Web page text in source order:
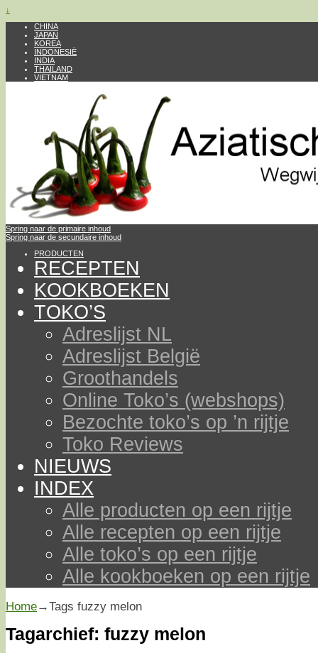
↓
CHINA
JAPAN
KOREA
INDONESIË
INDIA
THAILAND
VIETNAM
Spring naar de primaire inhoud
Spring naar de secundaire inhoud
PRODUCTEN
RECEPTEN
KOOKBOEKEN
TOKO’S
Adreslijst NL
Adreslijst België
Groothandels
Online Toko’s (webshops)
Bezochte toko’s op ’n rijtje
Toko Reviews
NIEUWS
INDEX
Alle producten op een rijtje
Alle recepten op een rijtje
Alle toko’s op een rijtje
Alle kookboeken op een rijtje
Home→Tags fuzzy melon
Tagarchief: fuzzy melon